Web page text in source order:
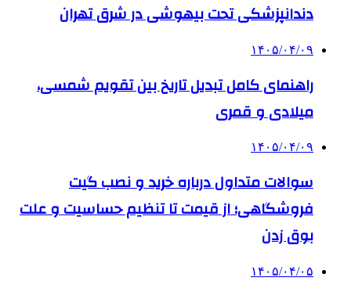
دندانپزشکی تحت بیهوشی در شرق تهران
۱۴۰۵/۰۴/۰۹
راهنمای کامل تبدیل تاریخ بین تقویم شمسی،
میلادی و قمری
۱۴۰۵/۰۴/۰۹
سوالات متداول درباره خرید و نصب گیت
فروشگاهی؛ از قیمت تا تنظیم حساسیت و علت
بوق زدن
۱۴۰۵/۰۴/۰۵